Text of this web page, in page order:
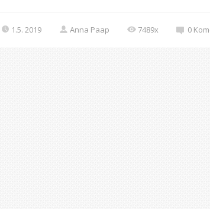
1.5. 2019 Anna Paap 7489x 0